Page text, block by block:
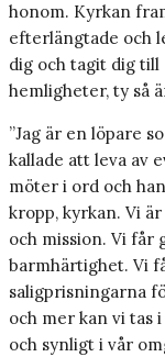
honom. Kyrkan
efterlängtade och
dig och tagit dig
hemligheter, ty så
”Jag är en löpare
kallade att leva av
möter i ord och
kropp, kyrkan. Vi
och mission. Vi får
barmhärtighet. Vi
saligprisningarna
och mer kan vi tas
och synligt i vår